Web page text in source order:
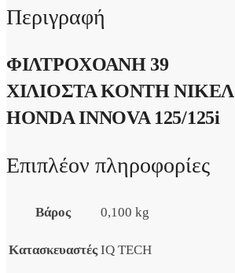
Περιγραφή
ΦΙΛΤΡΟΧΟΑΝΗ 39
ΧΙΛΙΟΣΤΑ ΚΟΝΤΗ ΝΙΚΕΛ
HONDA INNOVA 125/125i
Επιπλέον πληροφορίες
Βάρος 0,100 kg
Κατασκευαστές IQ TECH